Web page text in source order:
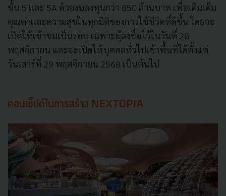
ชั้น 5 และ 5A ด้วยงบลงทุนกว่า 850 ล้านบาท เพื่อเติมเต็ม
คุณค่าและความสุขในทุกมิติของการใช้ชีวิตที่ดีขึ้น โดยจะ
เปิดให้เข้าชมเป็นรอบ เฉพาะผู้ลงชื่อไว้ในวันที่ 28
พฤศจิกายน และจะเปิดให้บุคคลทั่วไปเข้าพื้นที่ได้ตั้งแต่
วันเสาร์ที่.29 พฤศจิกายน 2568 เป็นต้นไป
คอนเซ็ปต์ในการสร้าง NEXTOPIA